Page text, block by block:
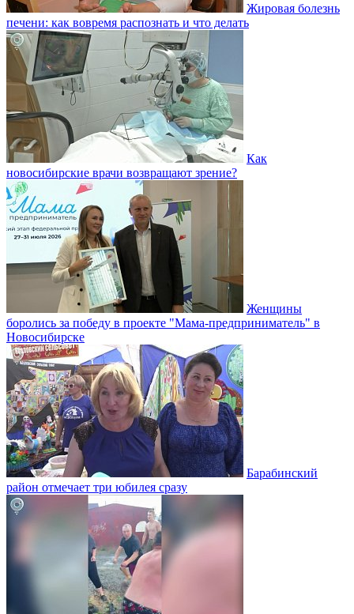
Жировая болезнь
печени: как вовремя распознать и что делать
Как
новосибирские врачи возвращают зрение?
Женщины
боролись за победу в проекте "Мама-предприниматель" в
Новосибирске
Барабинский
район отмечает три юбилея сразу